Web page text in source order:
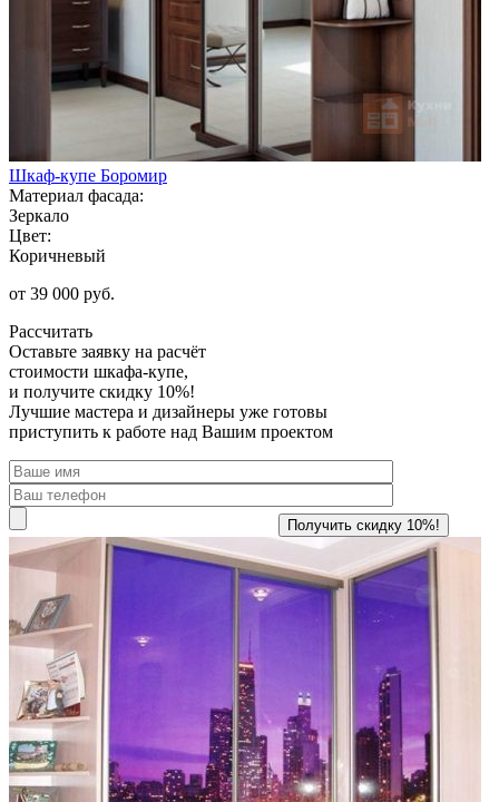
Шкаф-купе Боромир
Материал фасада:
Зеркало
Цвет:
Коричневый
от 39 000 руб.
Рассчитать
Оставьте заявку на расчёт
стоимости шкафа-купе,
и получите скидку 10%!
Лучшие мастера и дизайнеры уже готовы
приступить к работе над Вашим проектом